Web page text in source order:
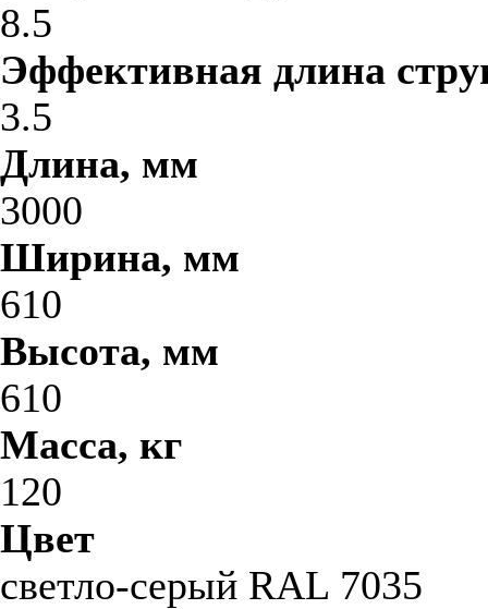
8.5
Эффективная длина
3.5
Длина, мм
3000
Ширина, мм
610
Высота, мм
610
Масса, кг
120
Цвет
светло-серый RAL 7035